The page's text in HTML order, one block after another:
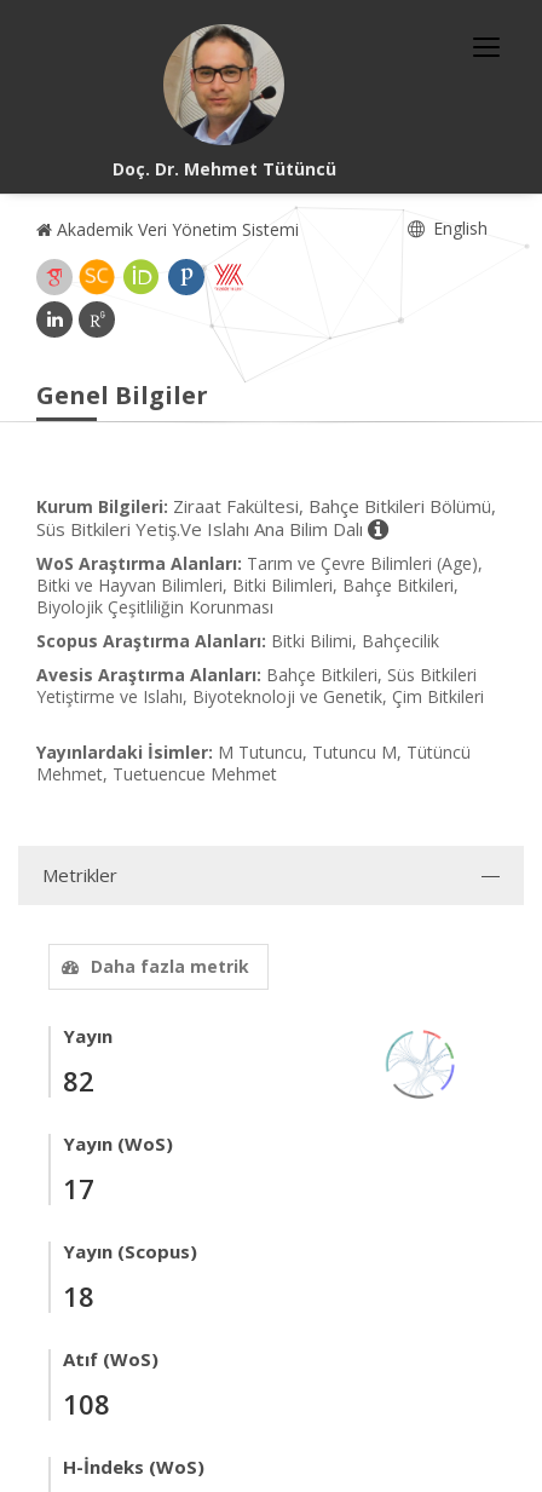
Doç. Dr. Mehmet Tütüncü
Akademik Veri Yönetim Sistemi English
Genel Bilgiler
Kurum Bilgileri: Ziraat Fakültesi, Bahçe Bitkileri Bölümü,
Süs Bitkileri Yetiş.Ve Islahı Ana Bilim Dalı
WoS Araştırma Alanları: Tarım ve Çevre Bilimleri (Age),
Bitki ve Hayvan Bilimleri, Bitki Bilimleri, Bahçe Bitkileri,
Biyolojik Çeşitliliğin Korunması
Scopus Araştırma Alanları: Bitki Bilimi, Bahçecilik
Avesis Araştırma Alanları: Bahçe Bitkileri, Süs Bitkileri
Yetiştirme ve Islahı, Biyoteknoloji ve Genetik, Çim Bitkileri
Yayınlardaki İsimler: M Tutuncu, Tutuncu M, Tütüncü
Mehmet, Tuetuencue Mehmet
Metrikler
Daha fazla metrik
Yayın
82
Yayın (WoS)
17
Yayın (Scopus)
18
Atıf (WoS)
108
H-İndeks (WoS)